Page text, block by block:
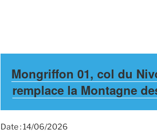
Mongriffon 01, col du
remplace la Montagne
Date : 14/06/2026